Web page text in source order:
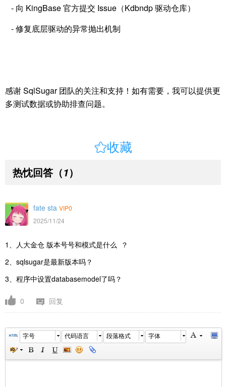
- 向 KingBase 官方提交 Issue（Kdbndp 驱动仓库）
- 修复底层驱动的异常抛出机制
感谢 SqlSugar 团队的关注和支持！如有需要，我可以提供更
多测试数据或协助排查问题。
收藏
热忱回答 （1）
fate sta VIP0
2025/11/24
1、人大金仓 版本号号和模式是什么 ？
2、sqlsugar是最新版本吗？
3、程序中设置databasemodel了吗？
0 回复
字号 代码语言 段落格式 字体